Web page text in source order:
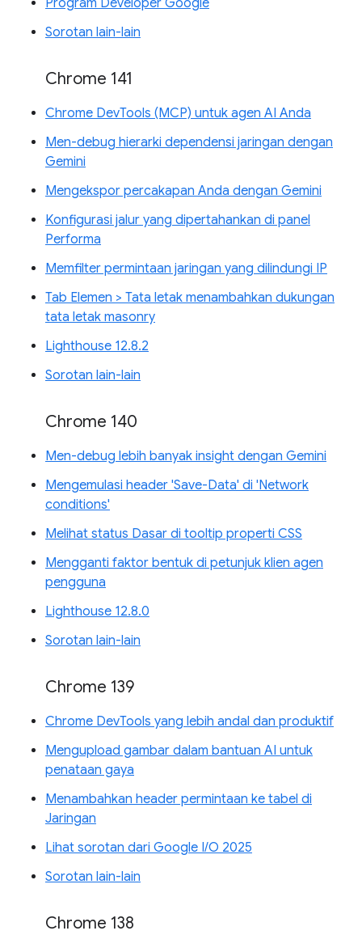
Program Developer Google
Sorotan lain-lain
Chrome 141
Chrome DevTools (MCP) untuk agen AI Anda
Men-debug hierarki dependensi jaringan dengan
Gemini
Mengekspor percakapan Anda dengan Gemini
Konfigurasi jalur yang dipertahankan di panel
Performa
Memfilter permintaan jaringan yang dilindungi IP
Tab Elemen > Tata letak menambahkan dukungan
tata letak masonry
Lighthouse 12.8.2
Sorotan lain-lain
Chrome 140
Men-debug lebih banyak insight dengan Gemini
Mengemulasi header 'Save-Data' di 'Network
conditions'
Melihat status Dasar di tooltip properti CSS
Mengganti faktor bentuk di petunjuk klien agen
pengguna
Lighthouse 12.8.0
Sorotan lain-lain
Chrome 139
Chrome DevTools yang lebih andal dan produktif
Mengupload gambar dalam bantuan AI untuk
penataan gaya
Menambahkan header permintaan ke tabel di
Jaringan
Lihat sorotan dari Google I/O 2025
Sorotan lain-lain
Chrome 138